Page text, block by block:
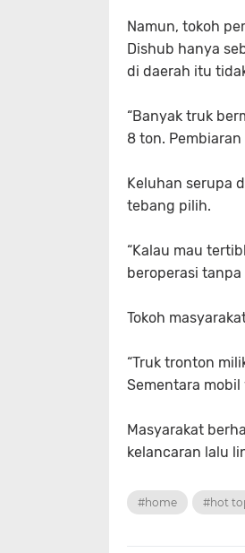
Namun, tokoh
Dishub hanya
di daerah itu
“Banyak truk
8 ton.
Keluhan serupa
tebang pilih.
“Kalau mau
beroperasi tanpa
Tokoh
“Truk tronton
Sementara mobil
Masyarakat
kelancaran lalu
#home #hot